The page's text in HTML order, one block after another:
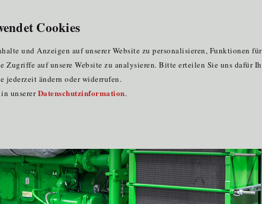
Cookies
und Anzeigen auf unserer Website zu personalisieren, Funktionen
Zugriffe auf unsere Website zu analysieren. Bitte erteilen Sie uns dafür
jederzeit ändern oder widerrufen.
unsererDatenschutzinformation.